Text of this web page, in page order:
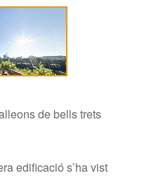
de bells trets
edificació s’ha vist